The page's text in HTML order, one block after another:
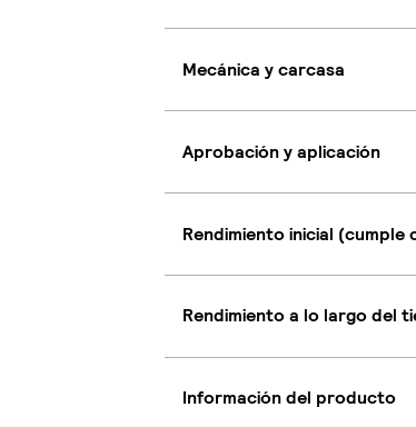
Mecánica y carcasa
Aprobación y aplicación
Rendimiento inicial (cumple
Rendimiento a lo largo del
Información del producto